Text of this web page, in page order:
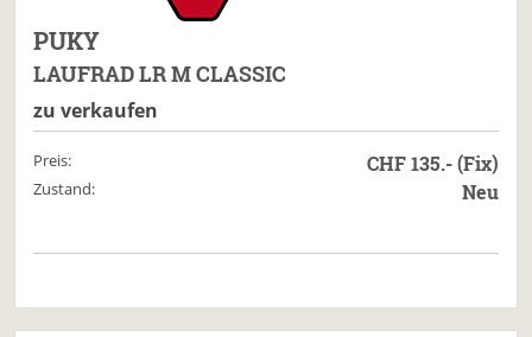
PUKY
LAUFRAD LR M CLASSIC
zu verkaufen
Preis: CHF 135.- (Fix)
Zustand: Neu